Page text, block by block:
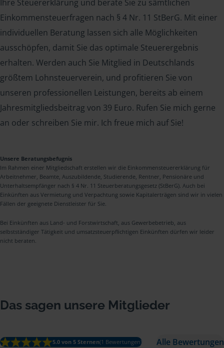
Ihre Steuererklärung und berate Sie zu sämtlichen
Einkommensteuerfragen nach § 4 Nr. 11 StBerG. Mit einer
individuellen Beratung lassen sich alle Möglichkeiten
ausschöpfen, damit Sie das optimale Steuerergebnis
erhalten. Werden auch Sie Mitglied in Deutschlands
größtem Lohnsteuerverein, und profitieren Sie von
unseren professionellen Leistungen, bereits ab einem
Jahresmitgliedsbeitrag von 39 Euro. Rufen Sie mich gerne
an oder schreiben Sie mir. Ich freue mich auf Sie!
Unsere Beratungsbefugnis
Im Rahmen einer Mitgliedschaft erstellen wir die Einkommensteuererklärung für
Arbeitnehmer, Beamte, Auszubildende, Studierende, Rentner, Pensionäre und
Unterhaltsempfänger nach § 4 Nr. 11 Steuerberatungsgesetz (StBerG). Auch bei
Einkünften aus Vermietung und Verpachtung sowie Kapitalerträgen sind wir in vielen
Fällen der geeignete Dienstleister für Sie.
Bei Einkünften aus Land- und Forstwirtschaft, aus Gewerbebetrieb, aus
selbstständiger Tätigkeit und umsatzsteuerpflichtigen Einkünften dürfen wir leider
nicht beraten.
Das sagen unsere Mitglieder
5.0 von 5 Sternen(1 Bewertungen) Alle Bewertungen